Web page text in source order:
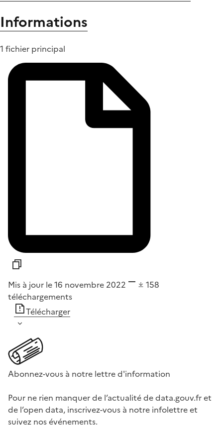
Informations
1 fichier principal
Mis à jour le 16 novembre 2022
158
téléchargements
Télécharger
Abonnez-vous à notre lettre d'information
Pour ne rien manquer de l’actualité de data.gouv.fr et
de l’open data, inscrivez-vous à notre infolettre et
suivez nos événements.